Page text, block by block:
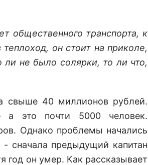
общественного транспорта, к
он стоит на приколе,
ли не было солярки, то ли что,
свыше 40 миллионов рублей.
а это почти 5000 человек.
Однако проблемы начались
сначала предыдущий капитан
год он умер. Как рассказывает